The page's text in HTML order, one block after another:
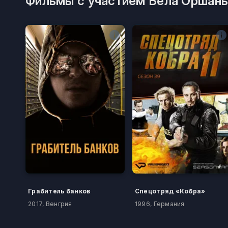
Грабитель банков
2017, Венгрия
Спецотряд «Кобра»
1996, Германия